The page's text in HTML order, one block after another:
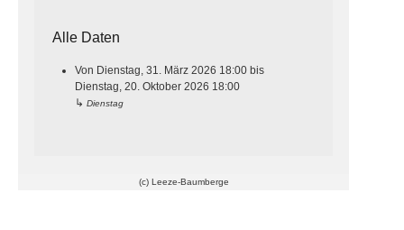
Alle Daten
Von Dienstag, 31. März 2026 18:00 bis
Dienstag, 20. Oktober 2026 18:00
↳Dienstag
(c) Leeze-Baumberge